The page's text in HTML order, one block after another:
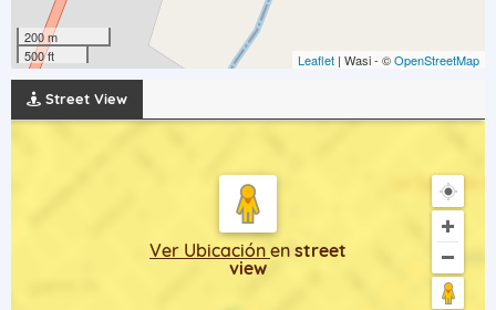
200 m
500 ft
Leaflet | Wasi - ©OpenStreetMap
Street View
Ver Ubicación en street
view